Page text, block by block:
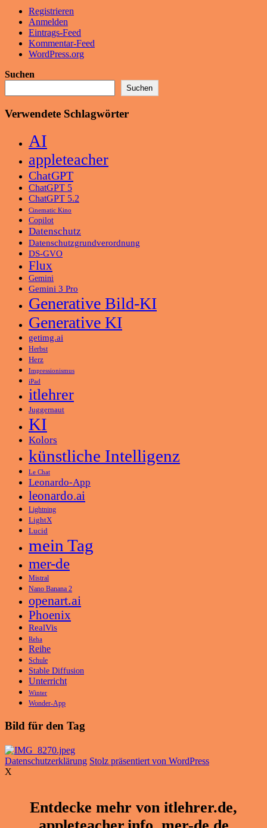
Registrieren
Anmelden
Eintrags-Feed
Kommentar-Feed
WordPress.org
Suchen
Suchen
Verwendete Schlagwörter
AI
appleteacher
ChatGPT
ChatGPT 5
ChatGPT 5.2
Cinematic Kino
Copilot
Datenschutz
Datenschutzgrundverordnung
DS-GVO
Flux
Gemini
Gemini 3 Pro
Generative Bild-KI
Generative KI
getimg.ai
Herbst
Herz
Impressionismus
iPad
itlehrer
Juggernaut
KI
Kolors
künstliche Intelligenz
Le Chat
Leonardo-App
leonardo.ai
Lightning
LightX
Lucid
mein Tag
mer-de
Mistral
Nano Banana 2
openart.ai
Phoenix
RealVis
Reha
Reihe
Schule
Stable Diffusion
Unterricht
Winter
Wonder-App
Bild für den Tag
Datenschutzerklärung Stolz präsentiert von WordPress
X
Entdecke mehr von itlehrer.de,